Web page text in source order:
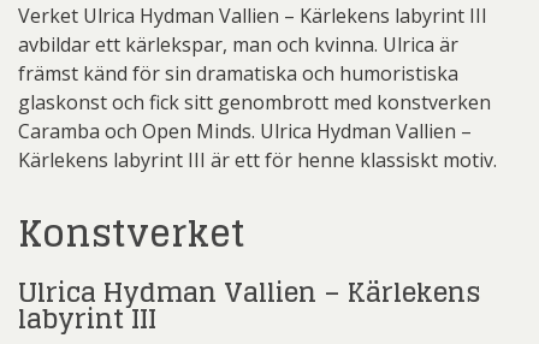
Verket Ulrica Hydman Vallien – Kärlekens labyrint III
avbildar ett kärlekspar, man och kvinna. Ulrica är
främst känd för sin dramatiska och humoristiska
glaskonst och fick sitt genombrott med konstverken
Caramba och Open Minds. Ulrica Hydman Vallien –
Kärlekens labyrint III är ett för henne klassiskt motiv.
Konstverket
Ulrica Hydman Vallien – Kärlekens
labyrint III